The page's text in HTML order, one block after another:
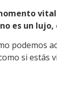
es un
podemos
si estás